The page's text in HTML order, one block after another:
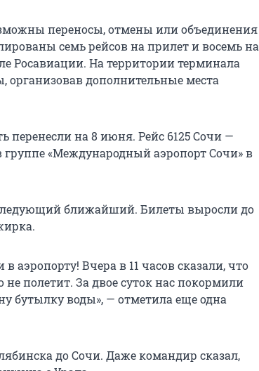
переносы, отмены или объединения
семь рейсов на прилет и восемь на
Росавиации. На территории терминала
дополнительные места
перенесли на 8 июня. Рейс 6125 Сочи —
«Международный аэропорт Сочи» в
ближайший. Билеты выросли до
аэропорту! Вчера в 11 часов сказали, что
полетит. За двое суток нас покормили
бутылку воды», — отметила еще одна
до Сочи. Даже командир сказал,